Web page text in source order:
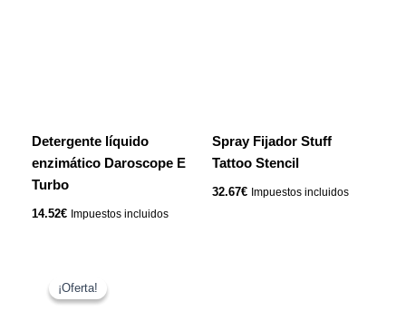
Detergente líquido
enzimático Daroscope E
Turbo
14.52€ Impuestos incluidos
Spray Fijador Stuff
Tattoo Stencil
32.67€ Impuestos incluidos
¡Oferta!
¡Oferta!
precio
originalactual